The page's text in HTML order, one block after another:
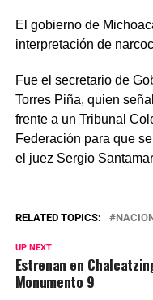
El gobierno de
interpretación de
Fue el secretario de
Torres Piña, quien
frente a un Tribunal
Federación para que
el juez Sergio
RELATED TOPICS:
UP NEXT
Estrenan en
Monumento 9